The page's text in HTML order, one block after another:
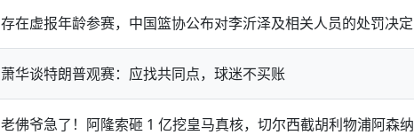
存在虚报年龄参赛，中国篮协公布对李沂泽及相关人员的处罚决定
萧华谈特朗普观赛：应找共同点，球迷不买账
老佛爷急了！阿隆索砸 1 亿挖皇马真核，切尔西截胡利物浦阿森纳